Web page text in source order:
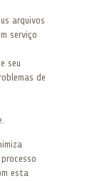
arquivos
serviço
seu
de
esta